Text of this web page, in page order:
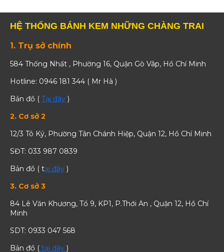
HỆ THỐNG BÁNH KEM NHỮNG CHÀNG TRAI
1. Trụ sở chính
584 Thống Nhất , Phường 16, Quận Gò Vâp, Hồ Chí Minh
Hotline: 0946 181 344 ( Mr Hà )
Bản đồ ( Tại đây )
2. Cơ sở 2
12/3 Tô Ký, Phường Tân Chánh Hiệp, Quận 12, Hồ Chí Minh
SĐT: 033 987 0839
Bản đồ ( tại đây )
3. Cơ sở 3
84 Lê Văn Khương, Tổ 9, KP1, P.Thới An , Quận 12, Hồ Chí
Minh
SDT: 0933 047 568
Bản đồ ( tại đây )